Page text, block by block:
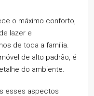
o máximo conforto,
lazer e
de toda a família.
de alto padrão, é
do ambiente.
esses aspectos